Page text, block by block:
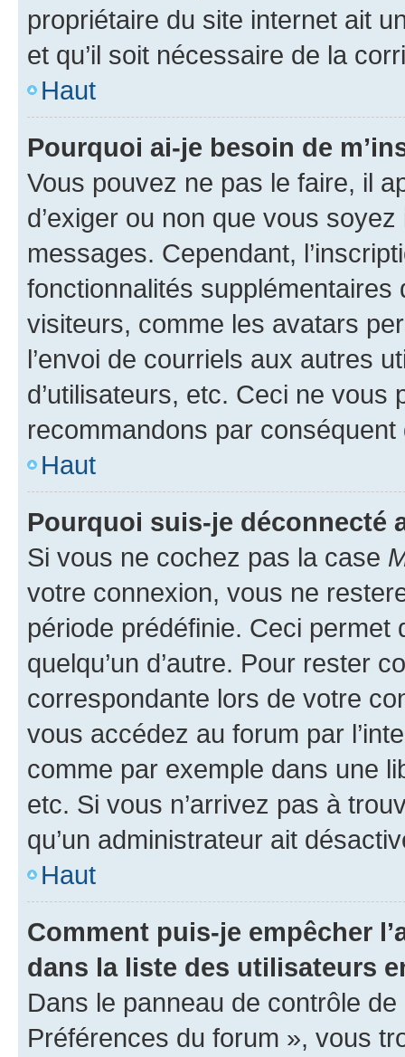
propriétaire du site internet ait
et qu’il soit nécessaire de la
Haut
Pourquoi ai-je besoin de
Vous pouvez ne pas le faire, il
d’exiger ou non que vous
messages. Cependant,
fonctionnalités
visiteurs, comme les avatars
l’envoi de courriels aux autres
d’utilisateurs, etc. Ceci ne vous
recommandons par conséquent
Haut
Pourquoi suis-je déconnecté
Si vous ne cochez pas la case
votre connexion, vous ne
période prédéfinie. Ceci permet
quelqu’un d’autre. Pour rester
correspondante lors de votre
vous accédez au forum par
comme par exemple dans une
etc. Si vous n’arrivez pas à
qu’un administrateur ait
Haut
Comment puis-je empêcher
dans la liste des utilisateurs
Dans le panneau de contrôle
Préférences du forum », vous